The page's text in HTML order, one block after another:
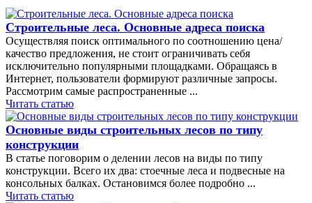
Строительные леса. Основные адреса поиска
Осуществляя поиск оптимального по соотношению цена/
качество предложения, не стоит ограничивать себя
исключительно популярными площадками. Обращаясь в
Интернет, пользователи формируют различные запросы.
Рассмотрим самые распространенные ...
Читать статью
Основные виды строительных лесов по типу
конструкции
В статье поговорим о делении лесов на виды по типу
конструкции. Всего их два: стоечные леса и подвесные на
консольных балках. Остановимся более подробно ...
Читать статью